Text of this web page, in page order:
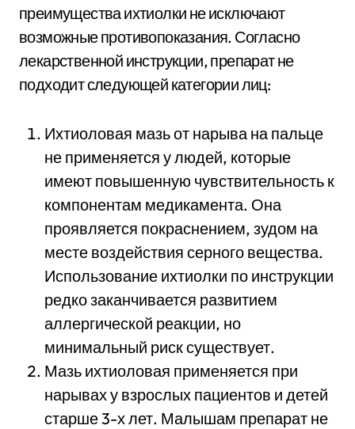
преимущества ихтиолки не исключают
возможные противопоказания. Согласно
лекарственной инструкции, препарат не
подходит следующей категории лиц:
Ихтиоловая мазь от нарыва на пальце
не применяется у людей, которые
имеют повышенную чувствительность к
компонентам медикамента. Она
проявляется покраснением, зудом на
месте воздействия серного вещества.
Использование ихтиолки по инструкции
редко заканчивается развитием
аллергической реакции, но
минимальный риск существует.
Мазь ихтиоловая применяется при
нарывах у взрослых пациентов и детей
старше 3-х лет. Малышам препарат не